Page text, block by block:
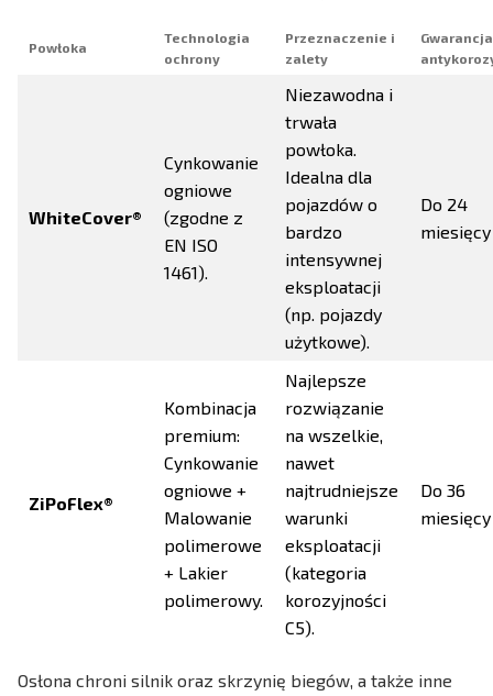
Powłoka
Technologia
ochrony
Przeznaczenie i
zalety
Gwarancja
WhiteCover®
Cynkowanie
ogniowe
(zgodne z
EN ISO
1461).
Niezawodna i
trwała
powłoka.
Idealna dla
pojazdów o
bardzo
intensywnej
eksploatacji
(np. pojazdy
użytkowe).
Do 24
miesięcy
ZiPoFlex®
Kombinacja
premium:
Cynkowanie
ogniowe +
Malowanie
polimerowe
+ Lakier
polimerowy.
Najlepsze
rozwiązanie
na wszelkie,
nawet
najtrudniejsze
warunki
eksploatacji
(kategoria
korozyjności
C5).
Do 36
miesięcy
Osłona chroni silnik oraz skrzynię biegów, a także inne